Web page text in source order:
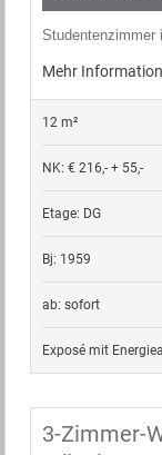
Studentenzimmer
Mehr
12 m²
NK: € 216,- + 55,-
Etage: DG
Bj: 1959
ab: sofort
Exposé mit
3-Zimmer-